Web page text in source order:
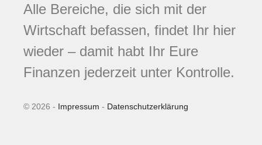
Alle Bereiche, die sich mit der
Wirtschaft befassen, findet Ihr hier
wieder – damit habt Ihr Eure
Finanzen jederzeit unter Kontrolle.
© 2026 - Impressum - Datenschutzerklärung